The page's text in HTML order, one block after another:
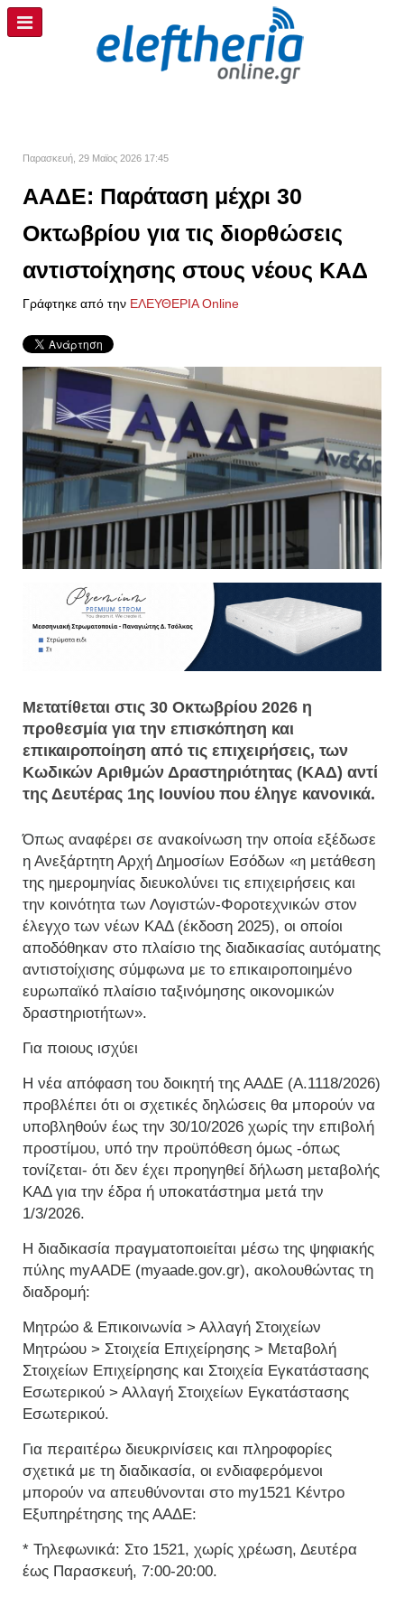
Παρασκευή, 29 Μαϊος 2026 17:45
ΑΑΔΕ: Παράταση μέχρι 30
Οκτωβρίου για τις διορθώσεις
αντιστοίχησης στους νέους ΚΑΔ
Γράφτηκε από την ΕΛΕΥΘΕΡΙΑ Online
Μετατίθεται στις 30 Οκτωβρίου 2026 η
προθεσμία για την επισκόπηση και
επικαιροποίηση από τις επιχειρήσεις, των
Κωδικών Αριθμών Δραστηριότητας (ΚΑΔ) αντί
της Δευτέρας 1ης Ιουνίου που έληγε κανονικά.
Όπως αναφέρει σε ανακοίνωση την οποία εξέδωσε
η Ανεξάρτητη Αρχή Δημοσίων Εσόδων «η μετάθεση
της ημερομηνίας διευκολύνει τις επιχειρήσεις και
την κοινότητα των Λογιστών-Φοροτεχνικών στον
έλεγχο των νέων ΚΑΔ (έκδοση 2025), οι οποίοι
αποδόθηκαν στο πλαίσιο της διαδικασίας αυτόματης
αντιστοίχισης σύμφωνα με το επικαιροποιημένο
ευρωπαϊκό πλαίσιο ταξινόμησης οικονομικών
δραστηριοτήτων».
Για ποιους ισχύει
Η νέα απόφαση του δοικητή της ΑΑΔΕ (Α.1118/2026)
προβλέπει ότι οι σχετικές δηλώσεις θα μπορούν να
υποβληθούν έως την 30/10/2026 χωρίς την επιβολή
προστίμου, υπό την προϋπόθεση όμως -όπως
τονίζεται- ότι δεν έχει προηγηθεί δήλωση μεταβολής
ΚΑΔ για την έδρα ή υποκατάστημα μετά την
1/3/2026.
Η διαδικασία πραγματοποιείται μέσω της ψηφιακής
πύλης myAADE (myaade.gov.gr), ακολουθώντας τη
διαδρομή:
Μητρώο & Επικοινωνία > Αλλαγή Στοιχείων
Μητρώου > Στοιχεία Επιχείρησης > Μεταβολή
Στοιχείων Επιχείρησης και Στοιχεία Εγκατάστασης
Εσωτερικού > Αλλαγή Στοιχείων Εγκατάστασης
Εσωτερικού.
Για περαιτέρω διευκρινίσεις και πληροφορίες
σχετικά με τη διαδικασία, οι ενδιαφερόμενοι
μπορούν να απευθύνονται στο my1521 Κέντρο
Εξυπηρέτησης της ΑΑΔΕ:
* Τηλεφωνικά: Στο 1521, χωρίς χρέωση, Δευτέρα
έως Παρασκευή, 7:00-20:00.